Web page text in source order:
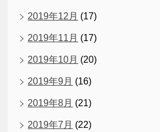
2019年12月 (17)
2019年11月 (17)
2019年10月 (20)
2019年9月 (16)
2019年8月 (21)
2019年7月 (22)